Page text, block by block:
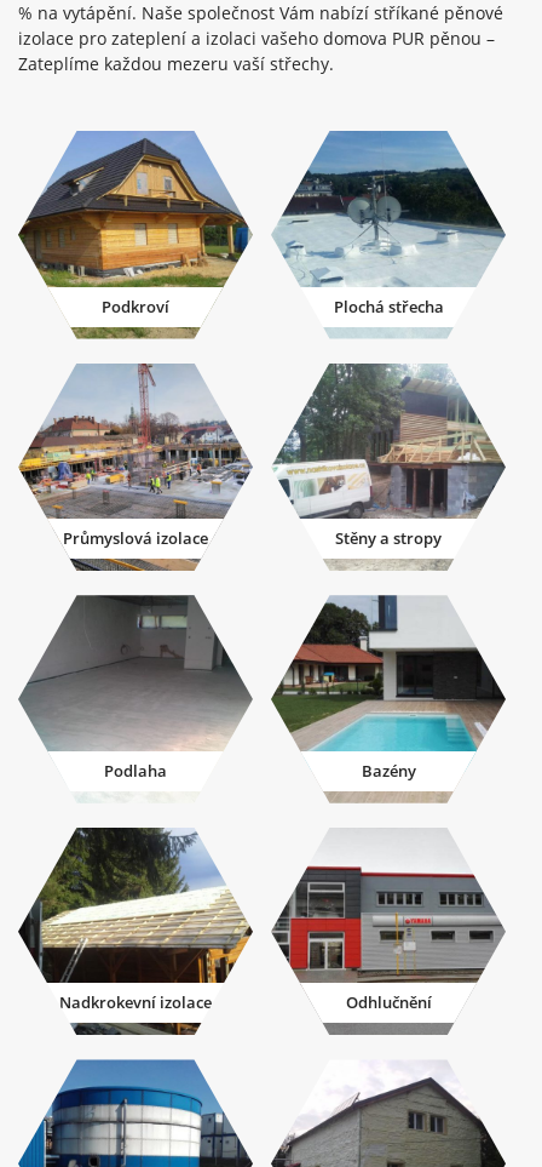
% na vytápění. Naše společnost Vám nabízí stříkané pěnové
izolace pro zateplení a izolaci vašeho domova PUR pěnou –
Zateplíme každou mezeru vaší střechy.
Podkroví Plochá střecha
Průmyslová izolace Stěny a stropy
Podlaha Bazény
Nadkrokevní izolace Odhlučnění